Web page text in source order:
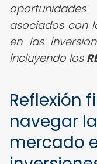
asociados con
en las
incluyendo los
Reflexión
navegar
mercado